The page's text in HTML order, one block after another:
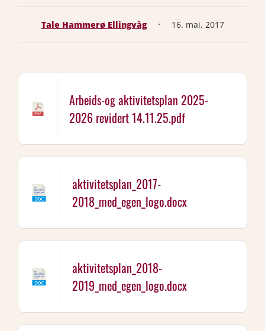
Tale Hammerø Ellingvåg · 16. mai, 2017
Arbeids-og aktivitetsplan 2025-
2026 revidert 14.11.25.pdf
aktivitetsplan_2017-
2018_med_egen_logo.docx
aktivitetsplan_2018-
2019_med_egen_logo.docx